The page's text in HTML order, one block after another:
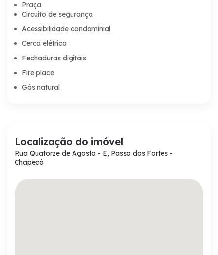
Praça
Circuito de segurança
Acessibilidade condominial
Cerca elétrica
Fechaduras digitais
Fire place
Gás natural
Localização do imóvel
Rua Quatorze de Agosto - E, Passo dos Fortes -
Chapecó